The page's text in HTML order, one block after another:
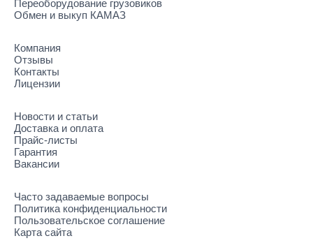
Переоборудование грузовиков
Обмен и выкуп КАМАЗ
Компания
Отзывы
Контакты
Лицензии
Новости и статьи
Доставка и оплата
Прайс-листы
Гарантия
Вакансии
Часто задаваемые вопросы
Политика конфиденциальности
Пользовательское соглашение
Карта сайта